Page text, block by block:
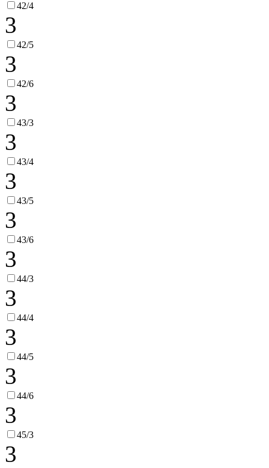
42/4
3
42/5
3
42/6
3
43/3
3
43/4
3
43/5
3
43/6
3
44/3
3
44/4
3
44/5
3
44/6
3
45/3
3